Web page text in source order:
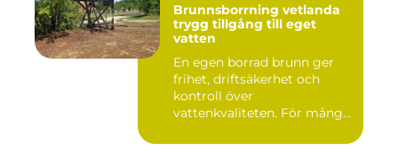
Brunnsborrning vetlanda
trygg tillgång till eget
vatten
En egen borrad brunn ger
frihet, driftsäkerhet och
kontroll över
vattenkvaliteten. För många